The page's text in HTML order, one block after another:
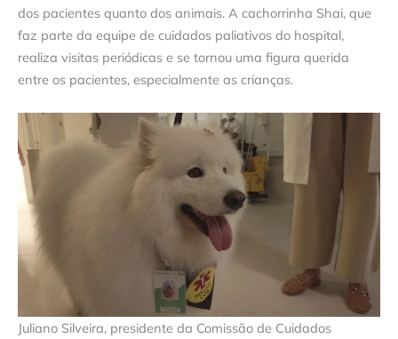
dos pacientes quanto dos animais. A cachorrinha Shai, que
faz parte da equipe de cuidados paliativos do hospital,
realiza visitas periódicas e se tornou uma figura querida
entre os pacientes, especialmente as crianças.
Juliano Silveira, presidente da Comissão de Cuidados